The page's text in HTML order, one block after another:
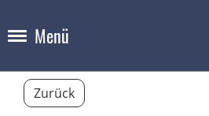
Menü
Zurück